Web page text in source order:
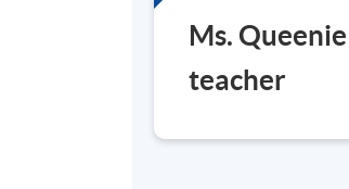
Ms.
teacher